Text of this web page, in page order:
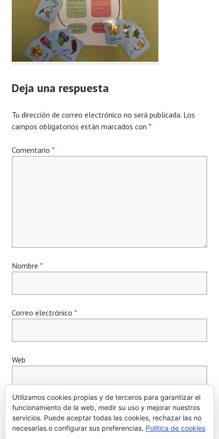
Deja una respuesta
Tu dirección de correo electrónico no será publicada. Los
campos obligatorios están marcados con *
Comentario *
Nombre *
Correo electrónico *
Web
Utilizamos cookies propias y de terceros para garantizar el
funcionamiento de la web, medir su uso y mejorar nuestros
servicios. Puede aceptar todas las cookies, rechazar las no
necesarias o configurar sus preferencias. Política de cookies